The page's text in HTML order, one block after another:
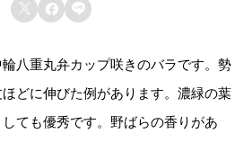
o
しては、苗の種類、生育形態、生
っております。
る「ご注文確定メール」にて、送
  
八重丸弁カップ咲きのバラです。勢
どに伸びた例があります。濃緑の葉
ても優秀です。野ばらの香りがあ